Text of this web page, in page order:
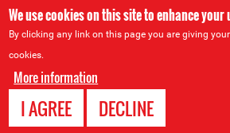
We use cookies on this site to enhance your
By clicking any link on this page you are giving
cookies.
More information
I AGREE DECLINE